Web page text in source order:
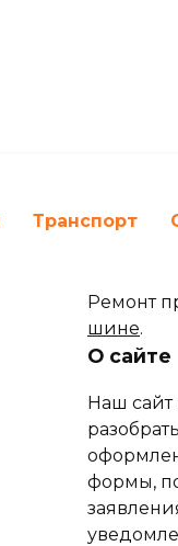
Транспорт
Ремонт
шине.
О сайте
Наш сайт
формы,